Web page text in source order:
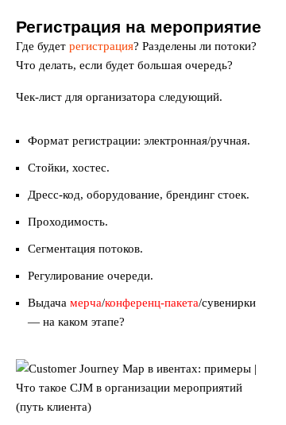
Регистрация на мероприятие
Где будет регистрация? Разделены ли потоки?
Что делать, если будет большая очередь?
Чек-лист для организатора следующий.
Формат регистрации: электронная/ручная.
Стойки, хостес.
Дресс-код, оборудование, брендинг стоек.
Проходимость.
Сегментация потоков.
Регулирование очереди.
Выдача мерча/конференц-пакета/сувенирки
— на каком этапе?